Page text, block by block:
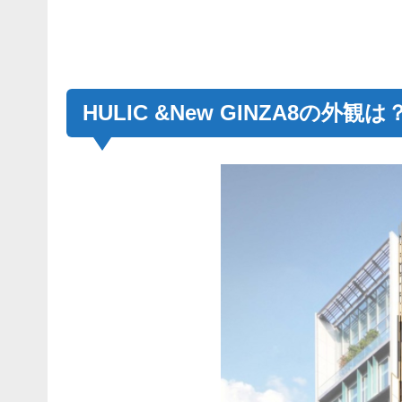
HULIC &New GINZA8の外観は